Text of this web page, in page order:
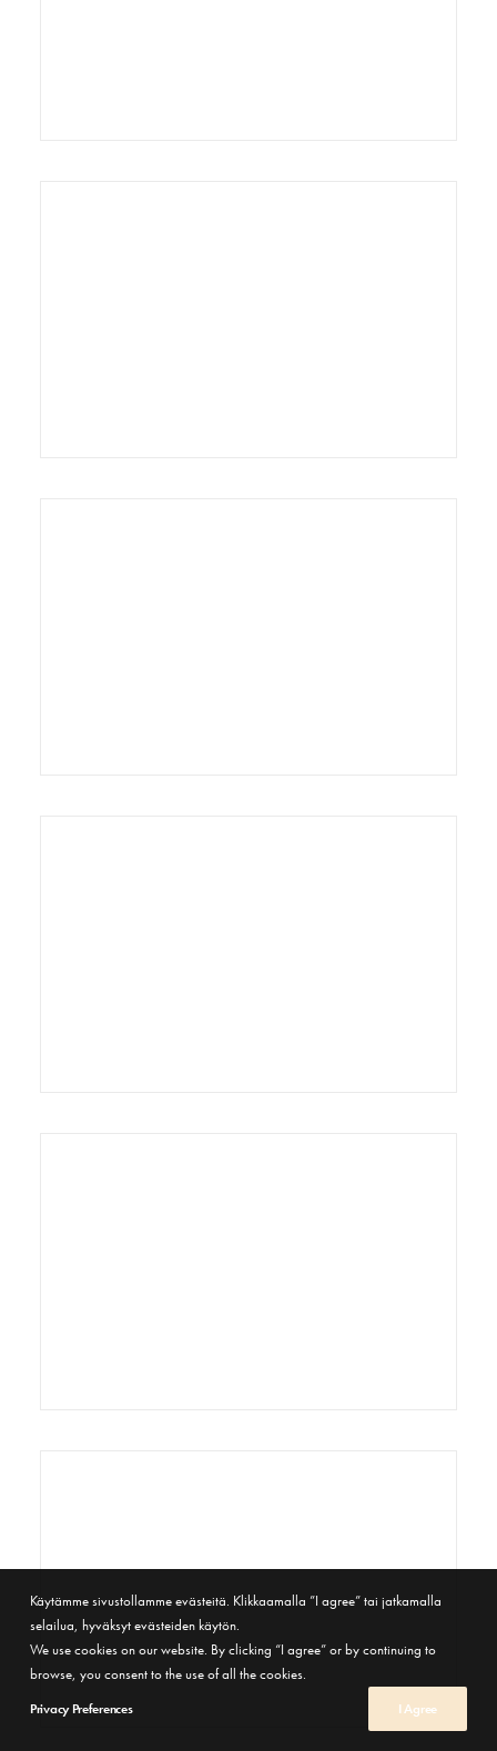
Käytämme sivustollamme evästeitä. Klikkaamalla ”I agree” tai jatkamalla
selailua, hyväksyt evästeiden käytön.
We use cookies on our website. By clicking “I agree” or by continuing to
browse, you consent to the use of all the cookies.
Privacy Preferences I Agree